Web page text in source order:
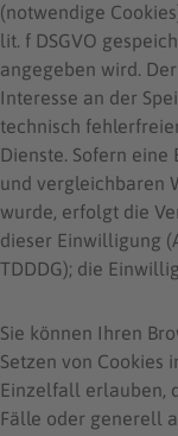
(notwendige
lit. f DSGVO
angegeben wird.
Interesse an der
technisch
Dienste. Sofern
und vergleichbaren
wurde, erfolgt die
dieser Einwilligung
TDDDG); die
Sie können Ihren
Setzen von Cookies
Einzelfall erlauben,
Fälle oder generell